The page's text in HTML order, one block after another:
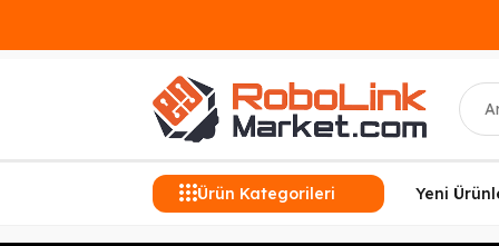
Ara
Ürün Kategorileri Yeni